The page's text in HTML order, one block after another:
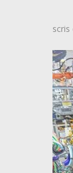
scris